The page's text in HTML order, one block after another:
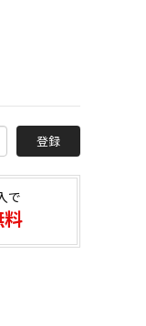
登録
で
料